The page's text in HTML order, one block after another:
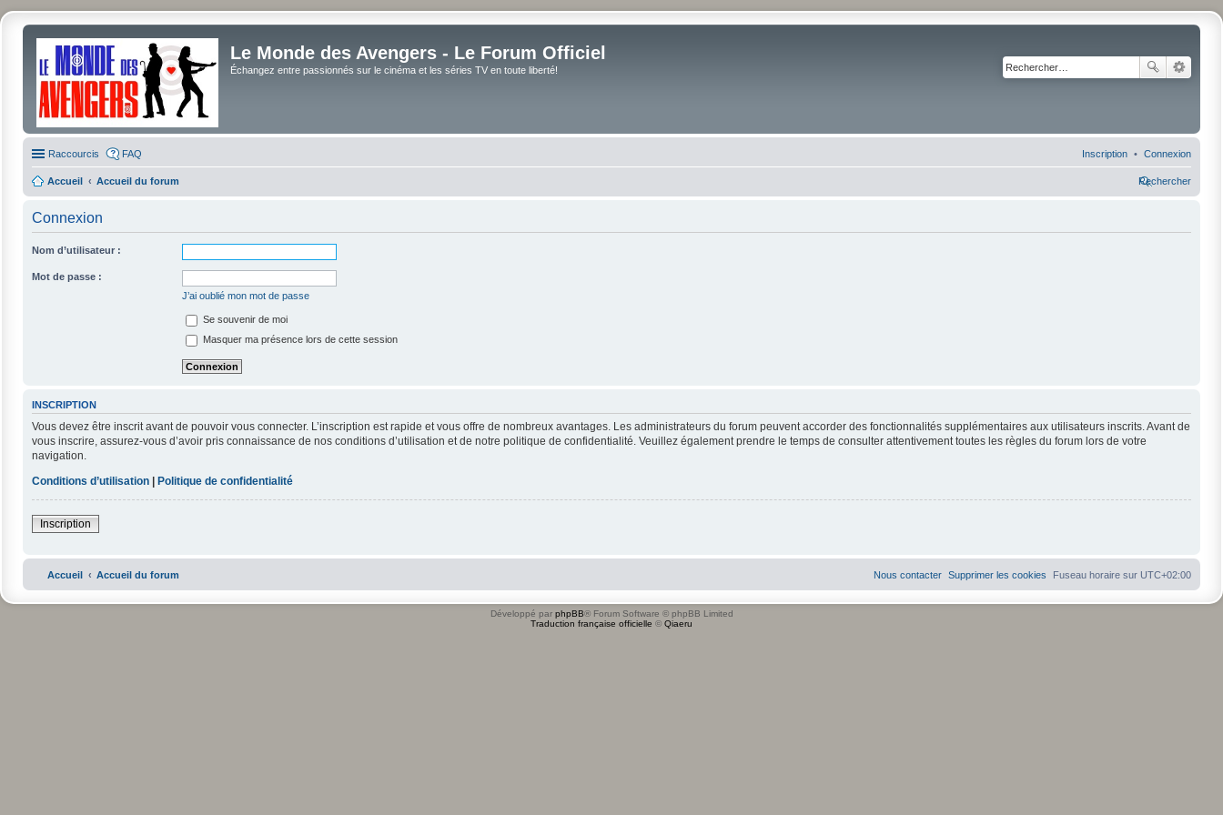
Le Monde des Avengers - Le Forum Officiel
Échangez entre passionnés sur le cinéma et les séries TV en toute liberté!
Raccourcis FAQ Connexion
Inscription
Accueil Accueil du forum Rechercher
Connexion
Nom d’utilisateur :
Mot de passe :
J’ai oublié mon mot de passe
Se souvenir de moi
Masquer ma présence lors de cette session
INSCRIPTION
Vous devez être inscrit avant de pouvoir vous connecter. L’inscription est rapide et vous offre de nombreux avantages. Les administrateurs du forum peuvent accorder des fonctionnalités supplémentaires aux utilisateurs inscrits. Avant de
vous inscrire, assurez-vous d’avoir pris connaissance de nos conditions d’utilisation et de notre politique de confidentialité. Veuillez également prendre le temps de consulter attentivement toutes les règles du forum lors de votre
navigation.
Conditions d’utilisation | Politique de confidentialité
Inscription
Accueil Accueil du forum Fuseau horaire sur UTC+02:00
Supprimer les cookies
Nous contacter
Développé par phpBB® Forum Software © phpBB Limited
Traduction française officielle © Qiaeru